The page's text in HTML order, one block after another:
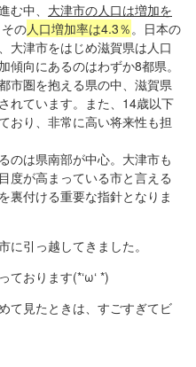
中、 大津市の人口は増加を
の人口増加率は4.3％。日本の
大津市をはじめ滋賀県は人口
向にあるのはわずか8都県。
市圏を抱える県の中、滋賀県
れています。また、14歳以下
おり、非常に高い将来性も担
のは県南部が中心。大津市も
度が高まっている市と言える
裏付ける重要な指針となりま
引っ越してきました。
ております(*‘ω‘ *)
て見たときは、すごすぎてビ